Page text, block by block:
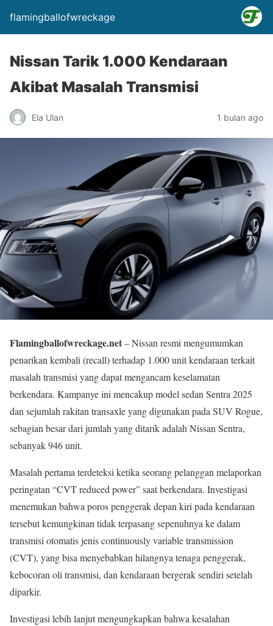
flamingballofwreckage
Nissan Tarik 1.000 Kendaraan
Akibat Masalah Transmisi
Ela Ulan 1 bulan ago
Flamingballofwreckage.net– Nissan resmi mengumumkan
penarikan kembali (recall) terhadap 1.000 unit kendaraan terkait
masalah transmisi yang dapat mengancam keselamatan
berkendara. Kampanye ini mencakup model sedan Sentra 2025
dan sejumlah rakitan transaxle yang digunakan pada SUV Rogue,
sebagian besar dari jumlah yang ditarik adalah Nissan Sentra,
sebanyak 946 unit.
Masalah pertama terdeteksi ketika seorang pelanggan melaporkan
peringatan “CVT reduced power” saat berkendara. Investigasi
menemukan bahwa poros penggerak depan kiri pada kendaraan
tersebut kemungkinan tidak terpasang sepenuhnya ke dalam
transmisi otomatis jenis continuously variable transmission
(CVT), yang bisa menyebabkan hilangnya tenaga penggerak,
kebocoran oli transmisi, dan kendaraan bergerak sendiri setelah
diparkir.
Investigasi lebih lanjut mengungkapkan bahwa kesalahan